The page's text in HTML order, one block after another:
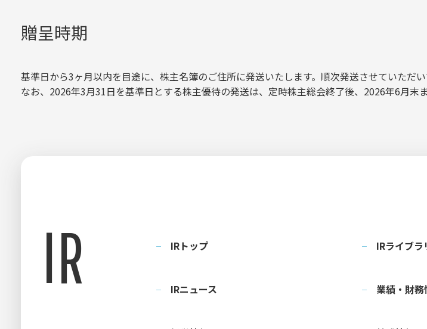
贈呈時期
基準日から3ヶ月以内を目途に、株主名簿のご住所に発送いたします。順次発送させていただ
なお、2026年3月31日を基準日とする株主優待の発送は、定時株主総会終了後、2026年6月末
IR IRトップ IRライブラ
IRニュース 業績・財務